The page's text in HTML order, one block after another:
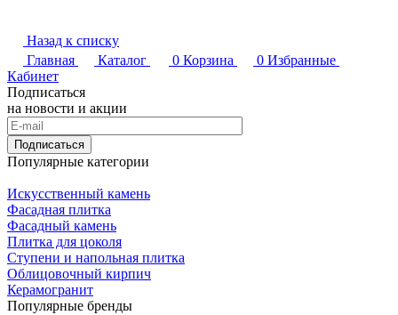
Назад к списку
Главная
Каталог 0 Корзина 0 Избранные
Кабинет
Подписаться
на новости и акции
Подписаться
Популярные категории
Искусственный камень
Фасадная плитка
Фасадный камень
Плитка для цоколя
Ступени и напольная плитка
Облицовочный кирпич
Керамогранит
Популярные бренды